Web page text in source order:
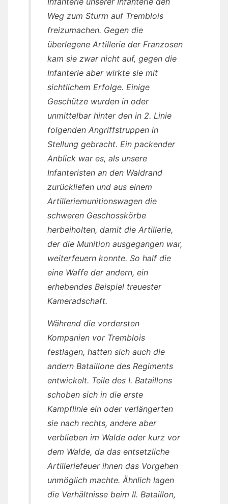
Weg zum Sturm auf Tremblois
freizumachen. Gegen die
überlegene Artillerie der Franzosen
kam sie zwar nicht auf, gegen die
Infanterie aber wirkte sie mit
sichtlichem Erfolge. Einige
Geschütze wurden in oder
unmittelbar hinter den in 2. Linie
folgenden Angriffstruppen in
Stellung gebracht. Ein packender
Anblick war es, als unsere
Infanteristen an den Waldrand
zurückliefen und aus einem
Artilleriemunitionswagen die
schweren Geschosskörbe
herbeiholten, damit die Artillerie,
der die Munition ausgegangen war,
weiterfeuern konnte. So half die
eine Waffe der andern, ein
erhebendes Beispiel treuester
Kameradschaft.
Während die vordersten
Kompanien vor Tremblois
festlagen, hatten sich auch die
andern Bataillone des Regiments
entwickelt. Teile des I. Bataillons
schoben sich in die erste
Kampflinie ein oder verlängerten
sie nach rechts, andere aber
verblieben im Walde oder kurz vor
dem Walde, da das entsetzliche
Artilleriefeuer ihnen das Vorgehen
unmöglich machte. Ähnlich lagen
die Verhältnisse beim II. Bataillon,